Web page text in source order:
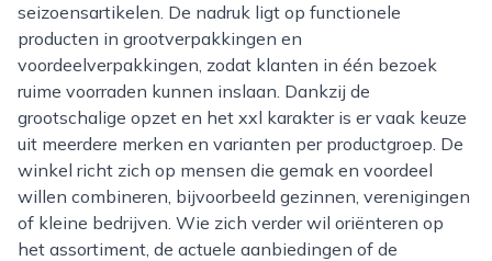
seizoensartikelen. De nadruk ligt op functionele
producten in grootverpakkingen en
voordeelverpakkingen, zodat klanten in één bezoek
ruime voorraden kunnen inslaan. Dankzij de
grootschalige opzet en het xxl karakter is er vaak keuze
uit meerdere merken en varianten per productgroep. De
winkel richt zich op mensen die gemak en voordeel
willen combineren, bijvoorbeeld gezinnen, verenigingen
of kleine bedrijven. Wie zich verder wil oriënteren op
het assortiment, de actuele aanbiedingen of de